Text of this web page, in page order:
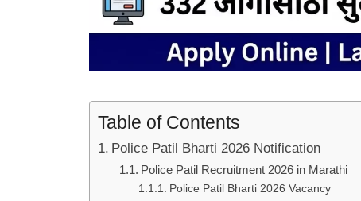
Table of Contents
Police Patil Bharti 2026 Notification
Police Patil Recruitment 2026 in Marathi
Police Patil Bharti 2026 Vacancy